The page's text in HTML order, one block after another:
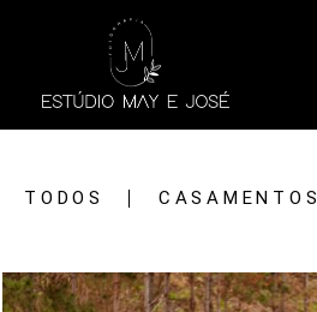
TODOS CASAMENTOS